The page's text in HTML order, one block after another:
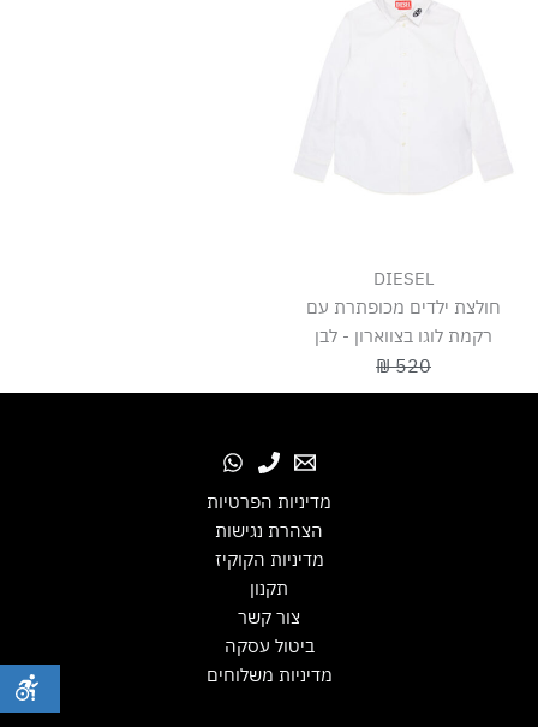
DIESEL
חולצת ילדים מכופתרת עם
רקמת לוגו בצווארון - לבן
520 ₪
מדיניות הפרטיות
הצהרת נגישות
מדיניות הקוקיז
תקנון
צור קשר
ביטול עסקה
מדיניות משלוחים